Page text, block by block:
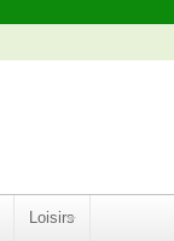
Loisirs